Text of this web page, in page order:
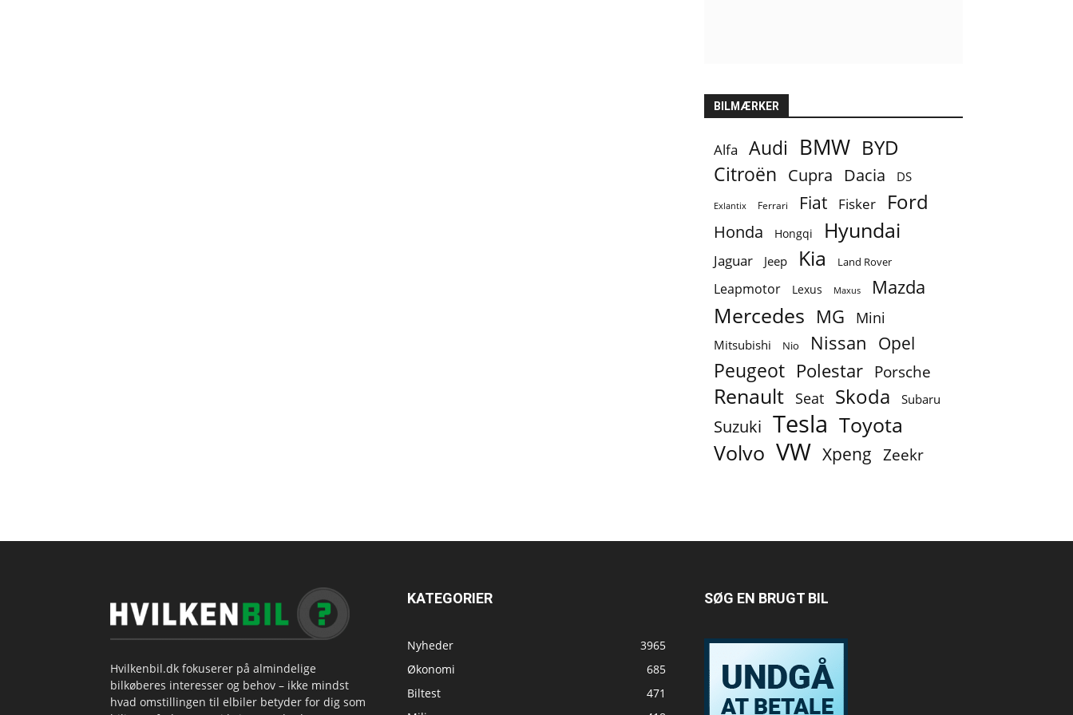
BILMÆRKER
Alfa Audi BMW BYD
Citroën Cupra Dacia DS
Exlantix Ferrari Fiat Fisker Ford
Honda Hongqi Hyundai
Jaguar Jeep Kia Land Rover
Leapmotor Lexus Maxus Mazda
Mercedes MG Mini
Mitsubishi Nio Nissan Opel
Peugeot Polestar Porsche
Renault Seat Skoda Subaru
Suzuki Tesla Toyota
Volvo VW Xpeng Zeekr
Hvilkenbil.dk fokuserer på almindelige
bilkøberes interesser og behov – ikke mindst
hvad omstillingen til elbiler betyder for dig som
KATEGORIER
Nyheder
3965
Økonomi
685
Biltest
471
SØG EN BRUGT BIL